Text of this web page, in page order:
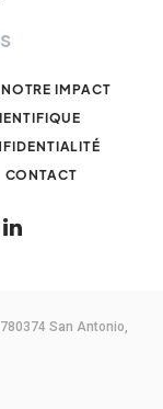
NOTRE IMPACT
CONTACT
San Antonio,